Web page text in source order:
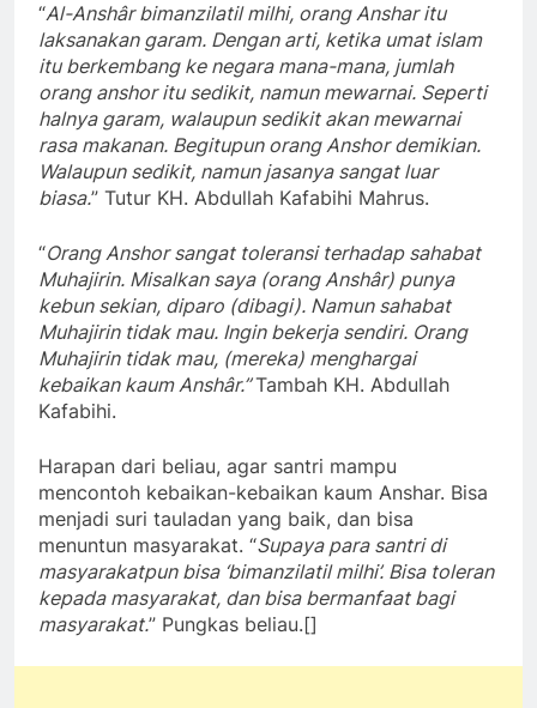
“Al-Anshâr bimanzilatil milhi, orang Anshar itu
laksanakan garam. Dengan arti, ketika umat islam
itu berkembang ke negara mana-mana, jumlah
orang anshor itu sedikit, namun mewarnai. Seperti
halnya garam, walaupun sedikit akan mewarnai
rasa makanan. Begitupun orang Anshor demikian.
Walaupun sedikit, namun jasanya sangat luar
biasa.” Tutur KH. Abdullah Kafabihi Mahrus.
“Orang Anshor sangat toleransi terhadap sahabat
Muhajirin. Misalkan saya (orang Anshâr) punya
kebun sekian, diparo (dibagi). Namun sahabat
Muhajirin tidak mau. Ingin bekerja sendiri. Orang
Muhajirin tidak mau, (mereka) menghargai
kebaikan kaum Anshâr.”Tambah KH. Abdullah
Kafabihi.
Harapan dari beliau, agar santri mampu
mencontoh kebaikan-kebaikan kaum Anshar. Bisa
menjadi suri tauladan yang baik, dan bisa
menuntun masyarakat. “Supaya para santri di
masyarakatpun bisa ‘bimanzilatil milhi’. Bisa toleran
kepada masyarakat, dan bisa bermanfaat bagi
masyarakat.” Pungkas beliau.[]